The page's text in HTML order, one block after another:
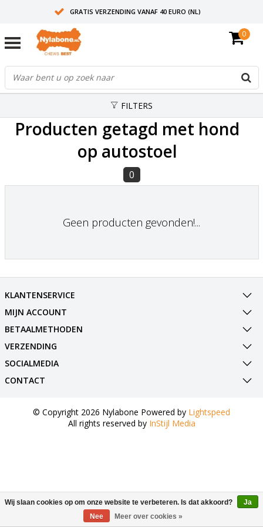
GRATIS VERZENDING VANAF 40 EURO (NL)
0
FILTERS
Producten getagd met hond
op autostoel
0
Geen producten gevonden!...
KLANTENSERVICE
MIJN ACCOUNT
BETAALMETHODEN
VERZENDING
SOCIALMEDIA
CONTACT
© Copyright 2026 Nylabone Powered by Lightspeed
All rights reserved by InStijl Media
Wij slaan cookies op om onze website te verbeteren. Is dat akkoord?
Ja
Nee
Meer over cookies »